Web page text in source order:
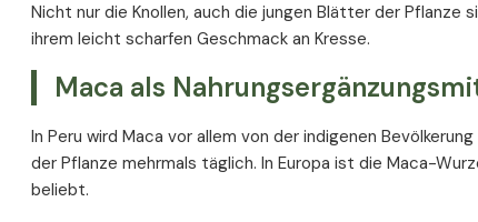
Maca Wirkung
Maca gegen Stress
Maca für mehr Energie und Vitalität
Lustempfinden und Maca
Maca und Lustempfinden: Forschungsstand
Maca und Wechseljahre
Nicht nur die Knollen, auch die jungen Blätter der
ihrem leicht scharfen Geschmack an Kresse.
Maca als
In Peru wird Maca vor allem von der indigenen
der Pflanze mehrmals täglich. In Europa ist die Maca-
beliebt.